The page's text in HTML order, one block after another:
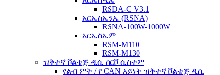
RSDA-C V3.1
አርኤስኤንኤ (RSNA)
RSNA-100W-1000W
አርኤስኤም
RSM-M110
RSM-M130
ዝቅተኛ ቮልቴጅ ዲሲ ሰርቮ ሲስተም
የልብ ምት / የ CAN አይነት ዝቅተኛ ቮልቴጅ ዲሲ